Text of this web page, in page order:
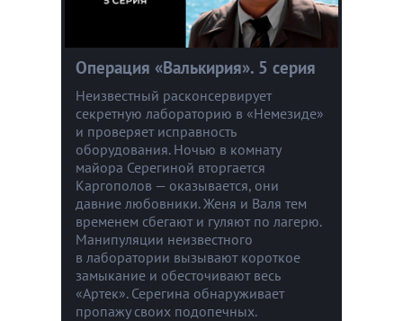
Операция «Валькирия». 5 серия
Неизвестный расконсервирует
секретную лабораторию в «Немезиде»
и проверяет исправность
оборудования. Ночью в комнату
майора Серегиной вторгается
Каргополов — оказывается, они
давние любовники. Женя и Валя тем
временем сбегают и гуляют по лагерю.
Манипуляции неизвестного
в лаборатории вызывают короткое
замыкание и обесточивают весь
«Артек». Серегина обнаруживает
пропажу своих подопечных.